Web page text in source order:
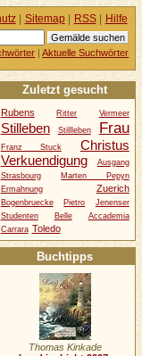
| Sitemap| RSS| Hilfe
|Aktuelle Suchwörter
Zuletzt gesucht
Rubens Ritter Vermeer
Stilleben Stillleben Frau
Franz Stuck
Christus
Verkuendigung
Ausgang
Strasbourg
Marten Pepyn
Ermahnung
Zuerich
Bogenbruecke Pietro
Jenenser
Studenten
Belle
Accademia
Carrara Toledo
Buchtipps
Thomas Kinkade